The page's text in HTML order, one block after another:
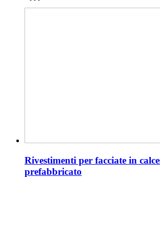
Rivestimenti per facciate in
prefabbricato